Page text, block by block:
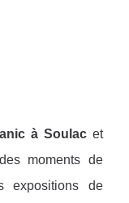
à Soulacet
moments de
expositions de